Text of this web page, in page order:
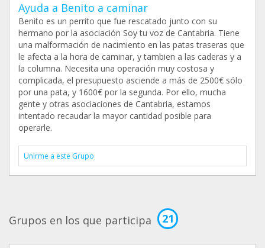
Ayuda a Benito a caminar
Benito es un perrito que fue rescatado junto con su
hermano por la asociación Soy tu voz de Cantabria. Tiene
una malformación de nacimiento en las patas traseras que
le afecta a la hora de caminar, y tambien a las caderas y a
la columna. Necesita una operación muy costosa y
complicada, el presupuesto asciende a más de 2500€ sólo
por una pata, y 1600€ por la segunda. Por ello, mucha
gente y otras asociaciones de Cantabria, estamos
intentado recaudar la mayor cantidad posible para
operarle.
Unirme a este Grupo
Grupos en los que participa 21